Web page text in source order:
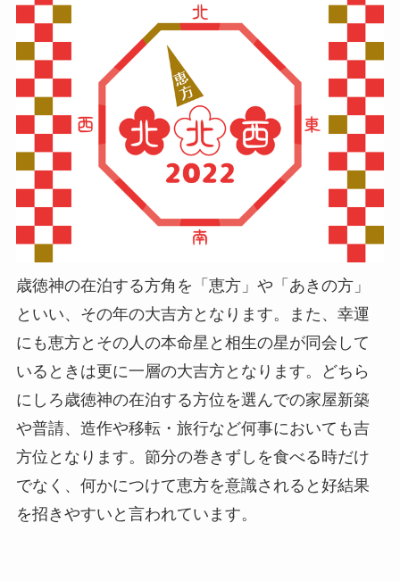
歳徳神の在泊する方角を「恵方」や「あきの方」
といい、その年の大吉方となります。また、幸運
にも恵方とその人の本命星と相生の星が同会して
いるときは更に一層の大吉方となります。どちら
にしろ歳徳神の在泊する方位を選んでの家屋新築
や普請、造作や移転・旅行など何事においても吉
方位となります。節分の巻きずしを食べる時だけ
でなく、何かにつけて恵方を意識されると好結果
を招きやすいと言われています。